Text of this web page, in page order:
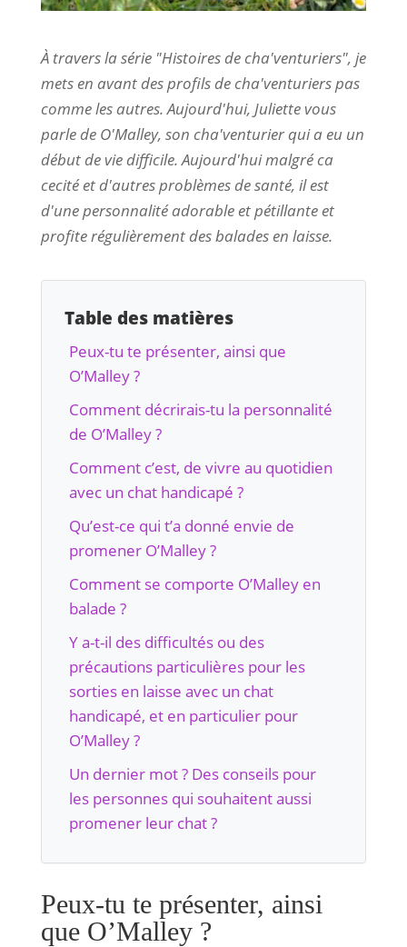
À travers la série "Histoires de cha'venturiers", je
mets en avant des profils de cha'venturiers pas
comme les autres. Aujourd'hui, Juliette vous
parle de O'Malley, son cha'venturier qui a eu un
début de vie difficile. Aujourd'hui malgré ca
cecité et d'autres problèmes de santé, il est
d'une personnalité adorable et pétillante et
profite régulièrement des balades en laisse.
Table des matières
Peux-tu te présenter, ainsi que
O’Malley ?
Comment décrirais-tu la personnalité
de O’Malley ?
Comment c’est, de vivre au quotidien
avec un chat handicapé ?
Qu’est-ce qui t’a donné envie de
promener O’Malley ?
Comment se comporte O’Malley en
balade ?
Y a-t-il des difficultés ou des
précautions particulières pour les
sorties en laisse avec un chat
handicapé, et en particulier pour
O’Malley ?
Un dernier mot ? Des conseils pour
les personnes qui souhaitent aussi
promener leur chat ?
Peux-tu te présenter, ainsi
que O’Malley ?